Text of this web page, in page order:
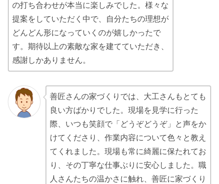
の打ち合わせが本当に楽しみでした。様々な
提案をしていただく中で、自分たちの理想が
どんどん形になっていくのが嬉しかったで
す。期待以上の素敵な家を建てていただき、
感謝しかありません。
善匠さんの家づくりでは、大工さんもとても
良い方ばかりでした。現場を見学に行った
際、いつも笑顔で「どうぞどうぞ」と声をか
けてくださり、作業内容について色々と教え
てくれました。現場も常に綺麗に保たれてお
り、その丁寧な仕事ぶりに安心しました。職
人さんたちの温かさに触れ、善匠に家づくり